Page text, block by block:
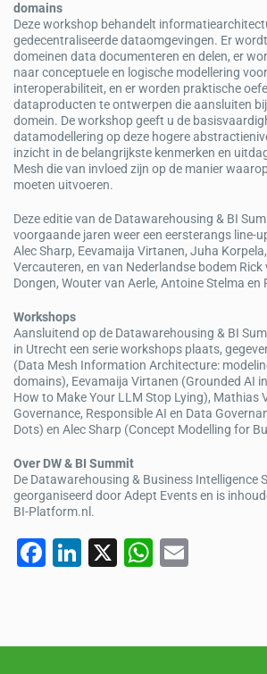
domains
Deze workshop behandelt
gedecentraliseerde dataomgevingen. Er
domeinen data documenteren en delen, er
naar conceptuele en logische modellering
interoperabiliteit, en er worden praktische
dataproducten te ontwerpen die aansluiten
domein. De workshop geeft u de
datamodellering op deze hogere
inzicht in de belangrijkste kenmerken en
Mesh die van invloed zijn op de manier
moeten uitvoeren.
Deze editie van de Datawarehousing & BI
voorgaande jaren weer een eersterangs line-
Alec Sharp, Eevamaija Virtanen, Juha
Vercauteren, en van Nederlandse bodem
Dongen, Wouter van Aerle, Antoine Stelma en
Workshops
Aansluitend op de Datawarehousing & BI
in Utrecht een serie workshops plaats,
(Data Mesh Information Architecture:
domains), Eevamaija Virtanen (Grounded AI
How to Make Your LLM Stop Lying), Mathias
Governance, Responsible AI en Data
Dots) en Alec Sharp (Concept Modelling for
Over DW & BI Summit
De Datawarehousing & Business Intelligence
georganiseerd door Adept Events en is
BI-Platform.nl.
F
e
Li
e
X W
s